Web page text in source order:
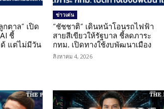
ตาล” เปิด
ชี้
ด้ แต่ไม่มีวัน
ข่าวเด่น
“ชัชชาติ” เดินหน้าโอนรถไฟฟ้า
สายสีเขียวให้รัฐบาล ชี้ลดภาระ
กทม. เปิดทางใช้งบพัฒนาเมือง
สิงหาคม 4, 2026